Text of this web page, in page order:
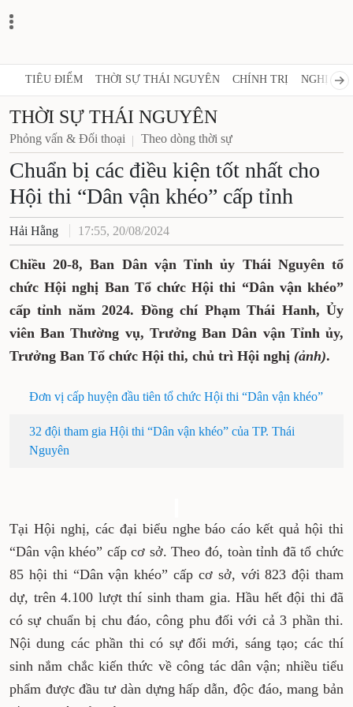
TIÊU ĐIỂM THỜI SỰ THÁI NGUYÊN CHÍNH TRỊ NGHỊ
THỜI SỰ THÁI NGUYÊN
Phỏng vấn & Đối thoại Theo dòng thời sự
Chuẩn bị các điều kiện tốt nhất cho
Hội thi “Dân vận khéo” cấp tỉnh
Hải Hằng 17:55, 20/08/2024
Chiều 20-8, Ban Dân vận Tỉnh ủy Thái Nguyên tổ
chức Hội nghị Ban Tổ chức Hội thi “Dân vận khéo”
cấp tỉnh năm 2024. Đồng chí Phạm Thái Hanh, Ủy
viên Ban Thường vụ, Trưởng Ban Dân vận Tỉnh ủy,
Trưởng Ban Tổ chức Hội thi, chủ trì Hội nghị (ảnh).
Đơn vị cấp huyện đầu tiên tổ chức Hội thi “Dân vận khéo”
32 đội tham gia Hội thi “Dân vận khéo” của TP. Thái
Nguyên
Tại Hội nghị, các đại biểu nghe báo cáo kết quả hội thi
“Dân vận khéo” cấp cơ sở. Theo đó, toàn tỉnh đã tổ chức
85 hội thi “Dân vận khéo” cấp cơ sở, với 823 đội tham
dự, trên 4.100 lượt thí sinh tham gia. Hầu hết đội thi đã
có sự chuẩn bị chu đáo, công phu đối với cả 3 phần thi.
Nội dung các phần thi có sự đổi mới, sáng tạo; các thí
sinh nắm chắc kiến thức về công tác dân vận; nhiều tiểu
phẩm được đầu tư dàn dựng hấp dẫn, độc đáo, mang bản